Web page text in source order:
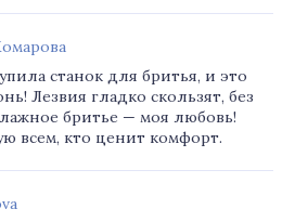
станок для бритья, и это
Лезвия гладко скользят, без
бритье — моя любовь!
всем, кто ценит комфорт.